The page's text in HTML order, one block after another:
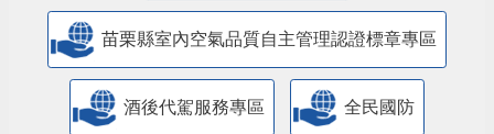
苗栗縣室內空氣品質自主管理認證標章專區
酒後代駕服務專區 全民國防